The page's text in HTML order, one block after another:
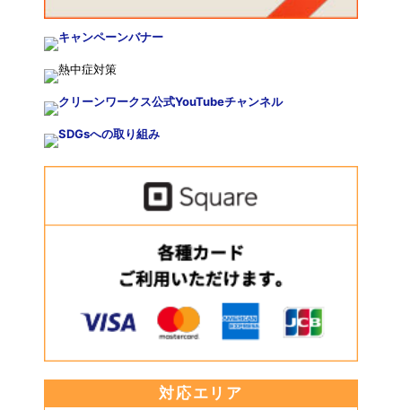
対応エリア